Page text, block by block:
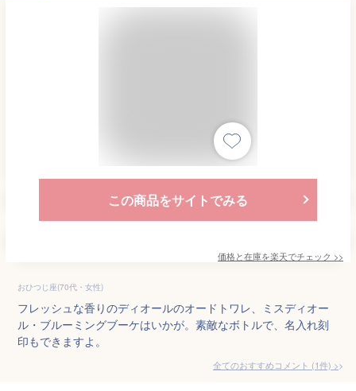
この商品をサイトでみる
価格と在庫を楽天でチェック >>
おひつじ座(70代・女性)
フレッシュな香りのディオールのオードトワレ、ミスディオー
ル・ブルーミングブーケはいかが。素敵なボトルで、名入れ刻
印もできますよ。
全てのおすすめコメント (1件) >